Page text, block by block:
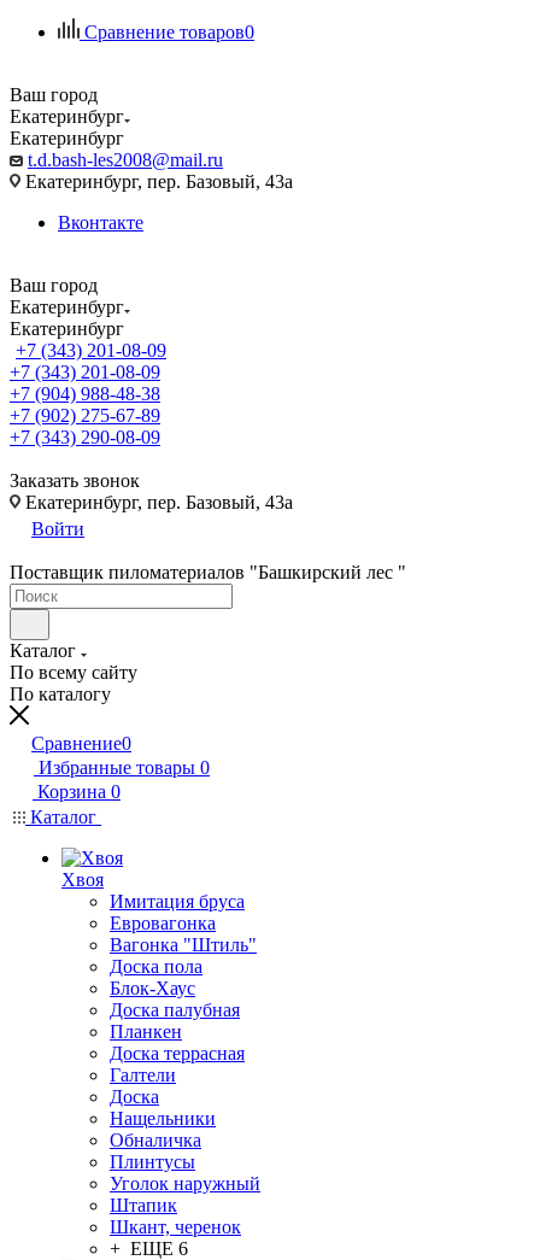
Сравнение товаров0
Ваш город
Екатеринбург
Екатеринбург
t.d.bash-les2008@mail.ru
Екатеринбург, пер. Базовый, 43а
Вконтакте
Ваш город
Екатеринбург
Екатеринбург
+7 (343) 201-08-09
+7 (343) 201-08-09
+7 (904) 988-48-38
+7 (902) 275-67-89
+7 (343) 290-08-09
Заказать звонок
Екатеринбург, пер. Базовый, 43а
Войти
Поставщик пиломатериалов "Башкирский лес "
Каталог
По всему сайту
По каталогу
Сравнение0
Избранные товары 0
Корзина 0
Каталог
Хвоя
Имитация бруса
Евровагонка
Вагонка "Штиль"
Доска пола
Блок-Хаус
Доска палубная
Планкен
Доска террасная
Галтели
Доска
Нащельники
Обналичка
Плинтусы
Уголок наружный
Штапик
Шкант, черенок
+ ЕЩЕ 6